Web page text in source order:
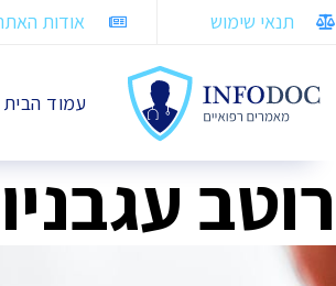
תנאי שימוש אודות
עמוד הבית
רוטב